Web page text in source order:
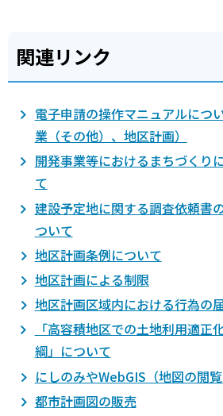
関連リンク
電子申請の操作マニュアルにつ
業（その他）、地区計画）
開発事業等におけるまちづくり
て
建設予定地に関する調査依頼書
ついて
地区計画条例について
地区計画による制限
地区計画区域内における行為の
「高容積地区での土地利用適正
綱」について
にしのみやWebGIS（地図の閲
都市計画図の販売